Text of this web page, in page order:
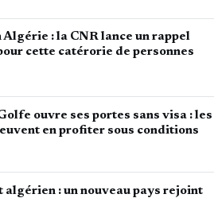
: la CNR lance un rappel
cette catérorie de personnes
ouvre ses portes sans visa : les
en profiter sous conditions
algérien : un nouveau pays rejoint